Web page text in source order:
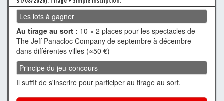
Les lots à gagner
Au tirage au sort : 10 × 2 places pour les spectacles de
The Jeff Panacloc Company de septembre à décembre
dans différentes villes (≈50 €)
Principe du jeu-concours
Il suffit de s'inscrire pour participer au tirage au sort.